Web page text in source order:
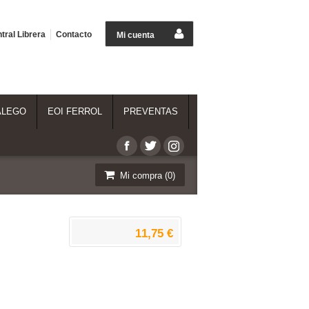
Mi cuenta
Librera Contacto
EOI FERROL PREVENTAS
Mi compra (0)
11,75 €